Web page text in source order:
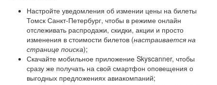
Настройте уведомления об измении цены на билеты
Томск Санкт-Петербург, чтобы в режиме онлайн
отслеживать распродажи, скидки, акции и просто
изменения в стоимости билетов (настраивается на
странице поиска);
Скачайте мобильное приложение Skyscanner, чтобы
сразу же получать на свой смартфон оповещения о
выгодных предложениях авиакомпаний;